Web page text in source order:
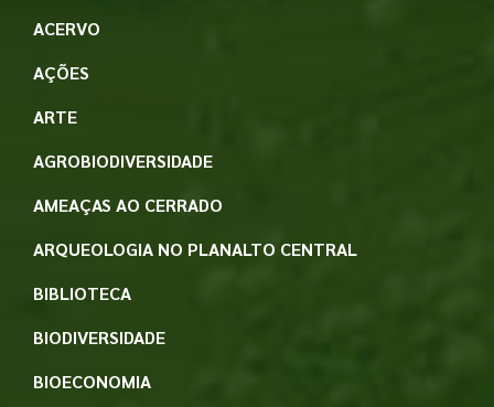
ACERVO
AÇÕES
ARTE
AGROBIODIVERSIDADE
AMEAÇAS AO CERRADO
ARQUEOLOGIA NO PLANALTO CENTRAL
BIBLIOTECA
BIODIVERSIDADE
BIOECONOMIA